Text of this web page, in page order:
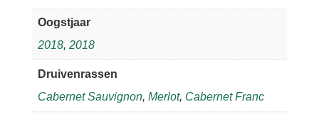
Oogstjaar
2018, 2018
Druivenrassen
Cabernet Sauvignon, Merlot, Cabernet Franc